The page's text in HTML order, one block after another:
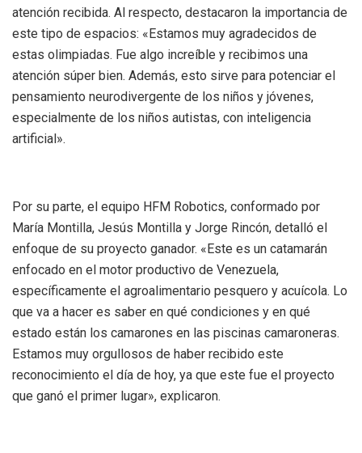
atención recibida. Al respecto, destacaron la importancia de
este tipo de espacios: «Estamos muy agradecidos de
estas olimpiadas. Fue algo increíble y recibimos una
atención súper bien. Además, esto sirve para potenciar el
pensamiento neurodivergente de los niños y jóvenes,
especialmente de los niños autistas, con inteligencia
artificial».
Por su parte, el equipo HFM Robotics, conformado por
María Montilla, Jesús Montilla y Jorge Rincón, detalló el
enfoque de su proyecto ganador. «Este es un catamarán
enfocado en el motor productivo de Venezuela,
específicamente el agroalimentario pesquero y acuícola. Lo
que va a hacer es saber en qué condiciones y en qué
estado están los camarones en las piscinas camaroneras.
Estamos muy orgullosos de haber recibido este
reconocimiento el día de hoy, ya que este fue el proyecto
que ganó el primer lugar», explicaron.